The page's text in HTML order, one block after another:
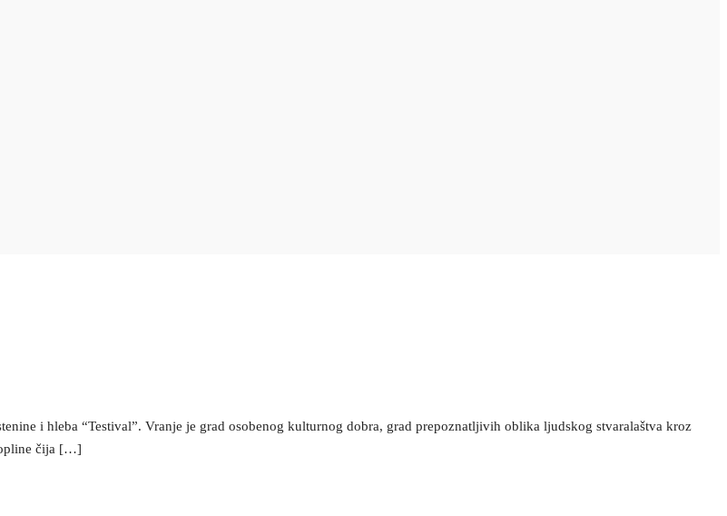
i hleba “Testival”. Vranje je grad osobenog kulturnog dobra, grad prepoznatljivih oblika ljudskog stvaralaštva kroz
čija […]